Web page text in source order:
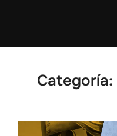
Categoría: